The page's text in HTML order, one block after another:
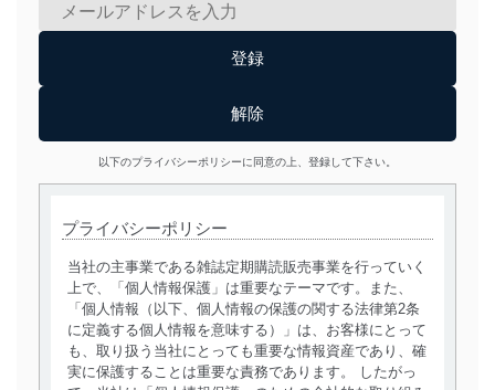
以下のプライバシーポリシーに同意の上、登録して下さい。
プライバシーポリシー
当社の主事業である雑誌定期購読販売事業を行っていく
上で、「個人情報保護」は重要なテーマです。また、
「個人情報（以下、個人情報の保護の関する法律第2条
に定義する個人情報を意味する）」は、お客様にとって
も、取り扱う当社にとっても重要な情報資産であり、確
実に保護することは重要な責務であります。 したがっ